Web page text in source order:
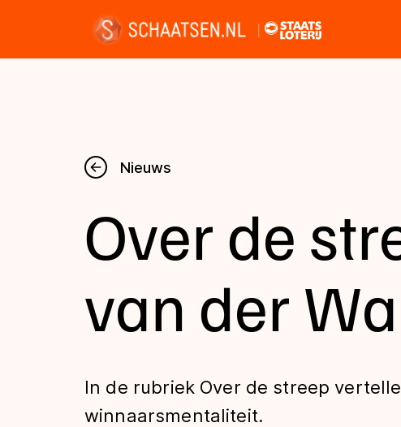
Nieuws
Kalender
Disciplines
Uitslagen
Tijden & historie
Nieuws
Over de
van der
In de rubriek Over de streep
winnaarsmentaliteit.